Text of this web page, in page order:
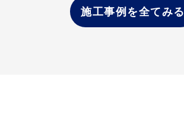
施工事例を全てみる